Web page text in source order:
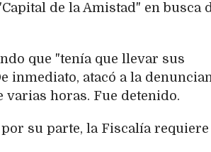
de la Amistad" en busca
que "tenía que llevar sus
inmediato, atacó a la
horas. Fue detenido.
su parte, la Fiscalía